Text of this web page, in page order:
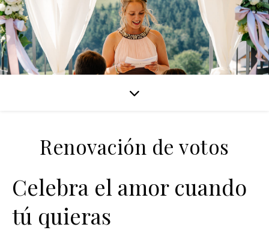
Renovación de votos
Celebra el amor cuando
tú quieras